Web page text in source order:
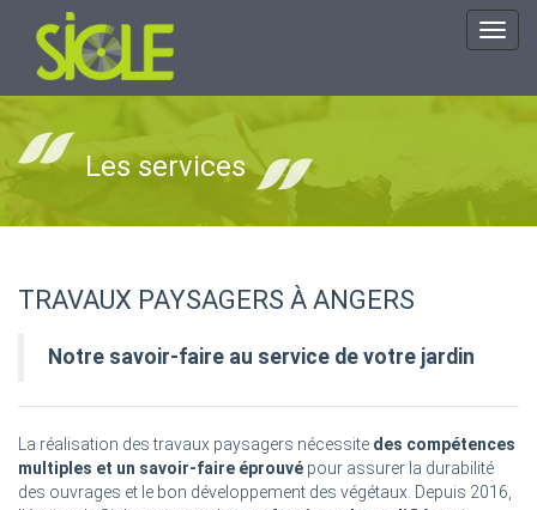
Les services
TRAVAUX PAYSAGERS À ANGERS
Notre savoir-faire au service de votre jardin
La réalisation des travaux paysagers nécessite des compétences
multiples et un savoir-faire éprouvé pour assurer la durabilité
des ouvrages et le bon développement des végétaux. Depuis 2016,